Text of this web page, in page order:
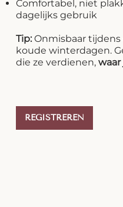
Comfortabel, niet
dagelijks gebruik
Tip: Onmisbaar
koude winterdagen.
die ze verdienen,
REGISTREREN